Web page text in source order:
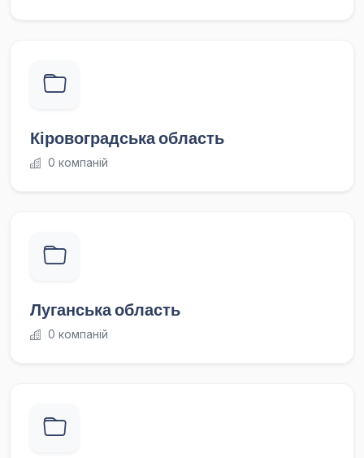
Кіровоградська область
0 компаній
Луганська область
0 компаній